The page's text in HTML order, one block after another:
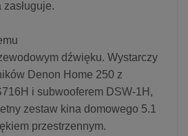
dźwięku. Wystarczy
Denon Home 250 z
i subwooferem DSW-1H,
zestaw kina domowego 5.1
przestrzennym.